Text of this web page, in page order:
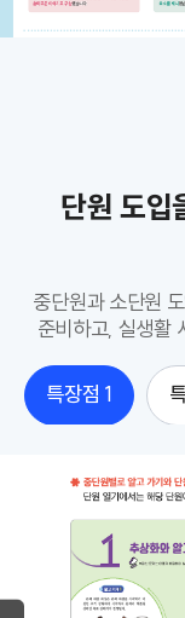
단원 도입
중단원과 소단원
준비하고, 실생활
특장점 1